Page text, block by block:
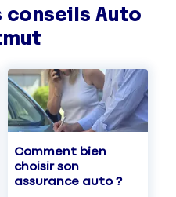
conseils Auto
Comment bien
choisir son
assurance auto ?